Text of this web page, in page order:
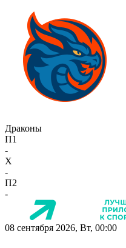
Драконы
П1
-
X
-
П2
-
08 сентября 2026, Вт, 00:00